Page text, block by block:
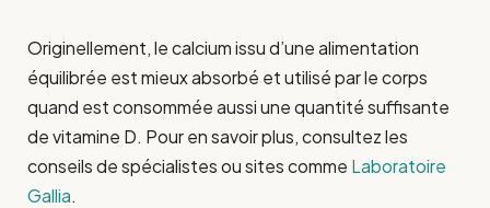
Originellement, le calcium issu d’une alimentation
équilibrée est mieux absorbé et utilisé par le corps
quand est consommée aussi une quantité suffisante
de vitamine D. Pour en savoir plus, consultez les
conseils de spécialistes ou sites comme Laboratoire
Gallia.